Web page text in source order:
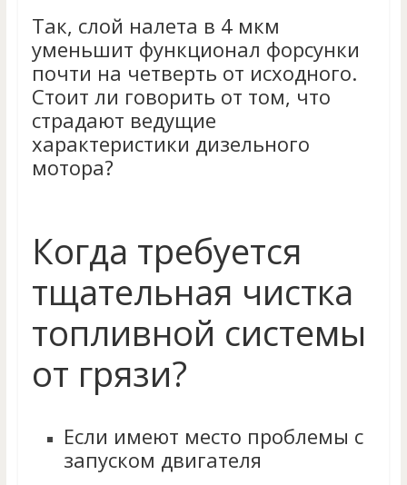
Так, слой налета в 4 мкм
уменьшит функционал форсунки
почти на четверть от исходного.
Стоит ли говорить от том, что
страдают ведущие
характеристики дизельного
мотора?
Когда требуется
тщательная чистка
топливной системы
от грязи?
Если имеют место проблемы с
запуском двигателя